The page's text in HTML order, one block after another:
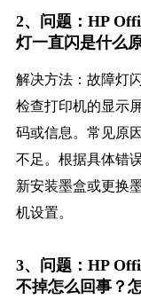
2、问题：HP
灯一直闪是什么
解决方法：故障灯
检查打印机的显示
码或信息。常见原
不足。根据具体错
新安装墨盒或更换
机设置。
3、问题：HP
不掉怎么回事？